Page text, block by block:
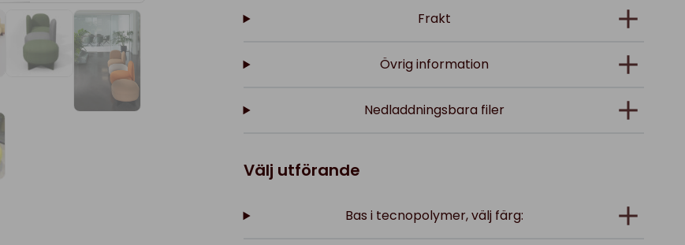
Frakt
Övrig information
Nedladdningsbara filer
Välj utförande
Bas i tecnopolymer, välj färg: